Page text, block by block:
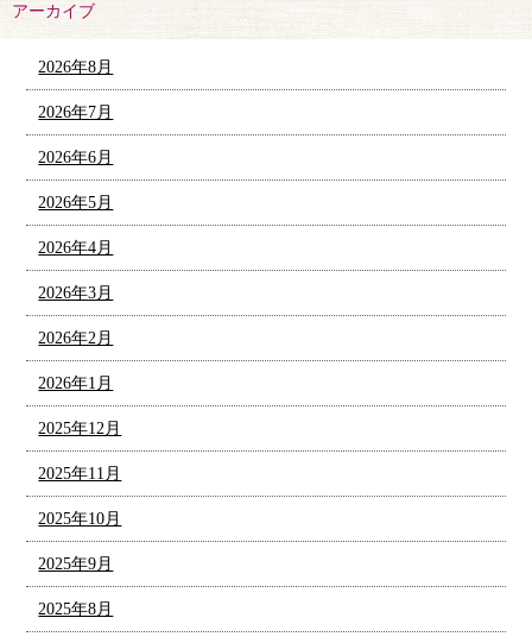
アーカイブ
2026年8月
2026年7月
2026年6月
2026年5月
2026年4月
2026年3月
2026年2月
2026年1月
2025年12月
2025年11月
2025年10月
2025年9月
2025年8月